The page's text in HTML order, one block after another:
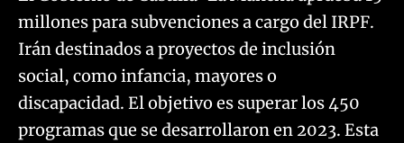
millones para subvenciones a cargo del IRPF.
Irán destinados a proyectos de inclusión
social, como infancia, mayores o
discapacidad. El objetivo es superar los 450
programas que se desarrollaron en 2023. Esta